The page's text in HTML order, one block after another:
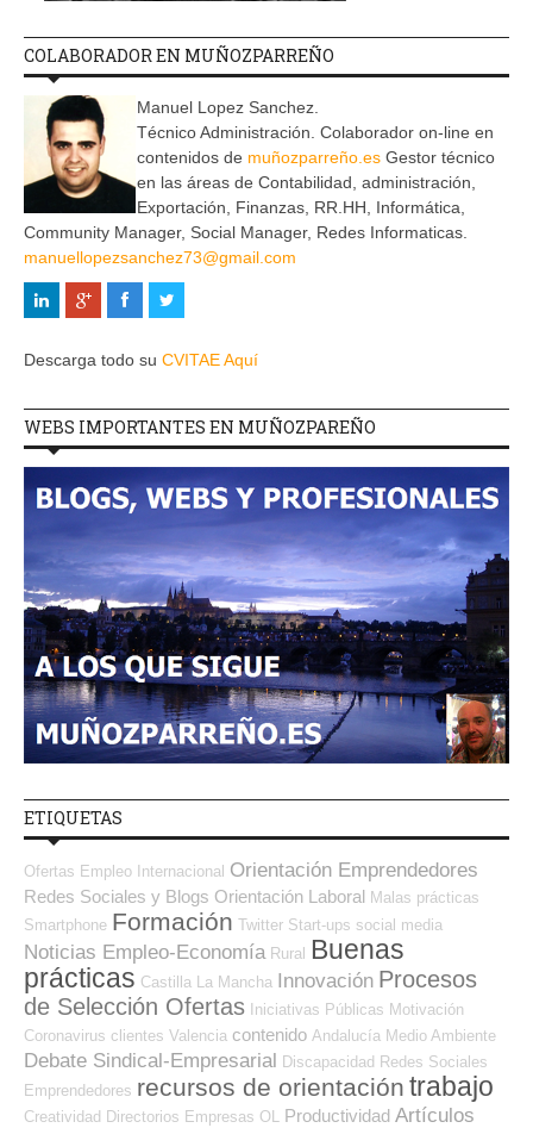
COLABORADOR EN MUÑOZPARREÑO
Manuel Lopez Sanchez.
Técnico Administración. Colaborador on-line en
contenidos de muñozparreño.es Gestor técnico
en las áreas de Contabilidad, administración,
Exportación, Finanzas, RR.HH, Informática,
Community Manager, Social Manager, Redes Informaticas.
manuellopezsanchez73@gmail.com
Descarga todo su CVITAE Aquí
WEBS IMPORTANTES EN MUÑOZPAREÑO
ETIQUETAS
Ofertas Empleo Internacional Orientación Emprendedores
Redes Sociales y Blogs Orientación Laboral Malas prácticas
Smartphone Formación Twitter Start-ups social media
Noticias Empleo-Economía Rural Buenas
prácticas Castilla La Mancha Innovación Procesos
de Selección Ofertas Iniciativas Públicas Motivación
Coronavirus clientes Valencia contenido Andalucía Medio Ambiente
Debate Sindical-Empresarial Discapacidad Redes Sociales
Emprendedores recursos de orientación trabajo
Creatividad Directorios Empresas OL Productividad Artículos